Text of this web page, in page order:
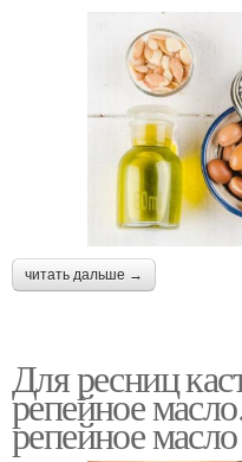
читать дальше →
Для ресниц
репейное
репейное